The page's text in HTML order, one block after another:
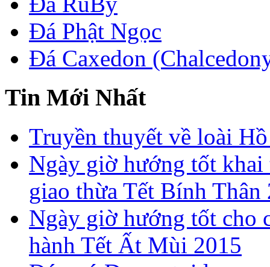
Đá Phật Ngọc
Đá Caxedon
Tin Mới Nhất
Truyền thuyết về loài
Ngày giờ hướng tốt
giao thừa Tết Bính Thân
Ngày giờ hướng tốt cho
hành Tết Ất Mùi 2015